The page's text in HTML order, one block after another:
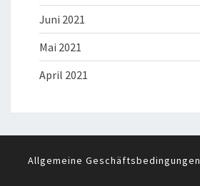
Juni 2021
Mai 2021
April 2021
Allgemeine Geschäftsbedingungen